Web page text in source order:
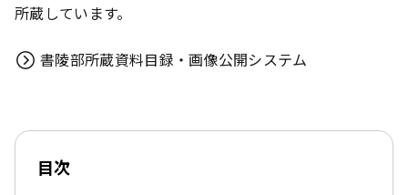
所蔵しています。
書陵部所蔵資料目録・画像公開システム
目次